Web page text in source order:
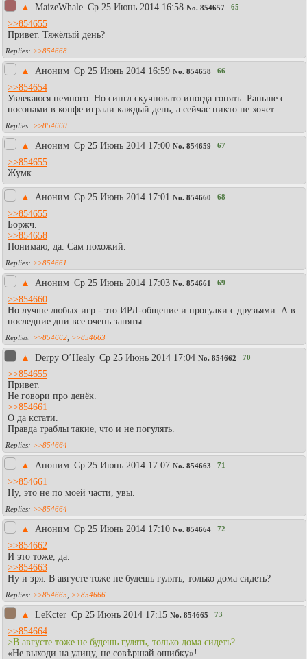
▲ MaizeWhale Ср 25 Июнь 2014 16:58 No. 854657 65
>>854655
Привет. Тяжёлый день?
>>854668
▲ Аноним Ср 25 Июнь 2014 16:59 No. 854658 66
>>854654
Увлекаюся немного. Но сингл скучновато иногда гонять. Раньше с
посонами в конфе играли каждый день, а сейчас никто не хочет.
>>854660
▲ Аноним Ср 25 Июнь 2014 17:00 No. 854659 67
>>854655
Жумк
▲ Аноним Ср 25 Июнь 2014 17:01 No. 854660 68
>>854655
Боржч.
>>854658
Понимаю, да. Сам похожий.
>>854661
▲ Аноним Ср 25 Июнь 2014 17:03 No. 854661 69
>>854660
Но лучше любых игр - это ИРЛ-общение и прогулки с друзьями. А в
последние дни все очень заняты.
>>854662 >>854663
▲ Derpy O’Healy Ср 25 Июнь 2014 17:04 No. 854662 70
>>854655
Привет.
Не говори про денёк.
>>854661
О да кстати.
Правда траблы такие, что и не погулять.
>>854664
▲ Аноним Ср 25 Июнь 2014 17:07 No. 854663 71
>>854661
Ну, это не по моей части, увы.
>>854664
▲ Аноним Ср 25 Июнь 2014 17:10 No. 854664 72
>>854662
И это тоже, да.
>>854663
Ну и зря. В августе тоже не будешь гулять, только дома сидеть?
>>854665 >>854666
▲ LeKcter Ср 25 Июнь 2014 17:15 No. 854665 73
>>854664
>В августе тоже не будешь гулять, только дома сидеть?
«Не выходи на улицу, не совѣршай ошибку»!